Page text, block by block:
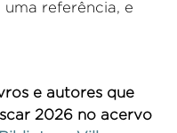
referência, e
e autores que
2026 no acervo